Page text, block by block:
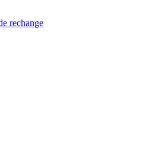
rechange